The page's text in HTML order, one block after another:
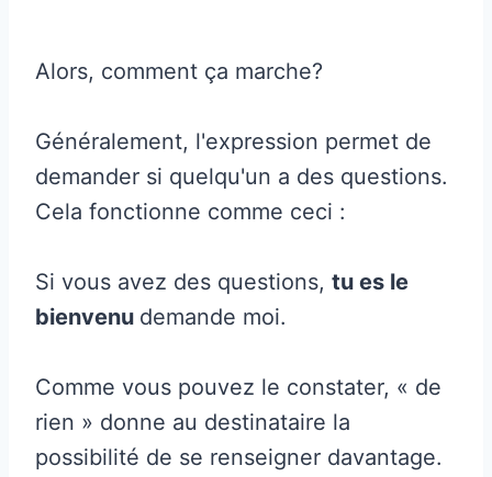
Alors, comment ça marche?
Généralement, l'expression permet de
demander si quelqu'un a des questions.
Cela fonctionne comme ceci :
Si vous avez des questions, tu es le
bienvenu demande moi.
Comme vous pouvez le constater, « de
rien » donne au destinataire la
possibilité de se renseigner davantage.